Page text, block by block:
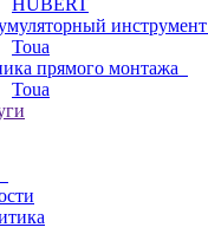
HUBERT
инструмент
Toua
прямого монтажа
Toua